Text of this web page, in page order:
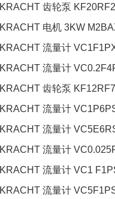
KRACHT 齿轮泵
KRACHT 电机 3KW
KRACHT 流量计
KRACHT 流量计
KRACHT 齿轮泵
KRACHT 流量计
KRACHT 流量计
KRACHT 流量计
KRACHT 流量计 VC1
KRACHT 流量计